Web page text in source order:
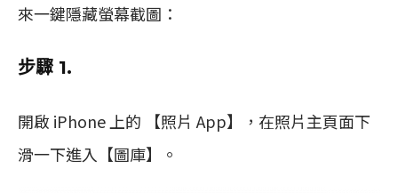
來一鍵隱藏螢幕截圖：
步驟 1.
開啟 iPhone 上的 【照片 App】，在照片主頁面下
滑一下進入【圖庫】。